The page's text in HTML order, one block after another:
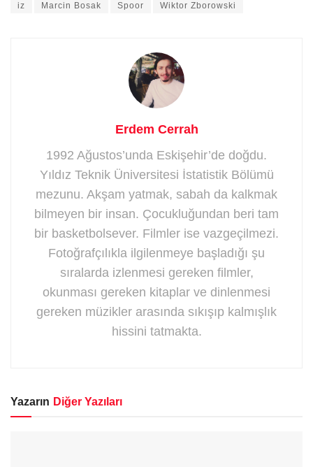
iz Marcin Bosak Spoor Wiktor Zborowski
Erdem Cerrah
1992 Ağustos’unda Eskişehir’de doğdu.
Yıldız Teknik Üniversitesi İstatistik Bölümü
mezunu. Akşam yatmak, sabah da kalkmak
bilmeyen bir insan. Çocukluğundan beri tam
bir basketbolsever. Filmler ise vazgeçilmezi.
Fotoğrafçılıkla ilgilenmeye başladığı şu
sıralarda izlenmesi gereken filmler,
okunması gereken kitaplar ve dinlenmesi
gereken müzikler arasında sıkışıp kalmışlık
hissini tatmakta.
Yazarın Diğer Yazıları